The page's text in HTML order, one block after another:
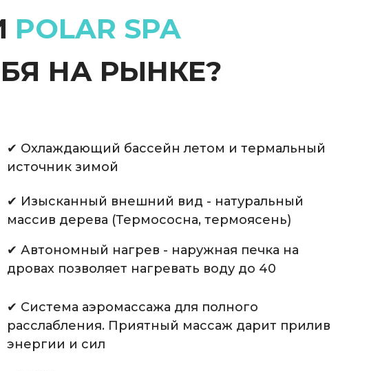
POLAR SPA
НА РЫНКЕ?
✔ Охлаждающий бассейн летом и термальный
источник зимой
✔ Изысканный внешний вид - натуральный
массив дерева (Термососна, термоясень)
✔ Автономный нагрев - наружная печка на
дровах позволяет нагревать воду до 40
✔ Система аэромассажа для полного
расслабления. Приятный массаж дарит прилив
энергии и сил